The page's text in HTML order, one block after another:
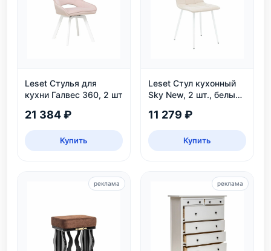
Leset Стулья для
кухни Галвес 360, 2 шт
21 384 ₽
Купить
Leset Стул кухонный
Sky New, 2 шт., белый/
11 279 ₽
Купить
реклама реклама